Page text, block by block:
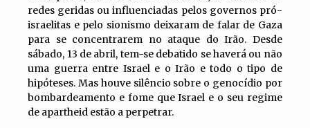
redes geridas ou influenciadas pelos governos pró-
israelitas e pelo sionismo deixaram de falar de Gaza
para se concentrarem no ataque do Irão. Desde
sábado, 13 de abril, tem-se debatido se haverá ou não
uma guerra entre Israel e o Irão e todo o tipo de
hipóteses. Mas houve silêncio sobre o genocídio por
bombardeamento e fome que Israel e o seu regime
de apartheid estão a perpetrar.